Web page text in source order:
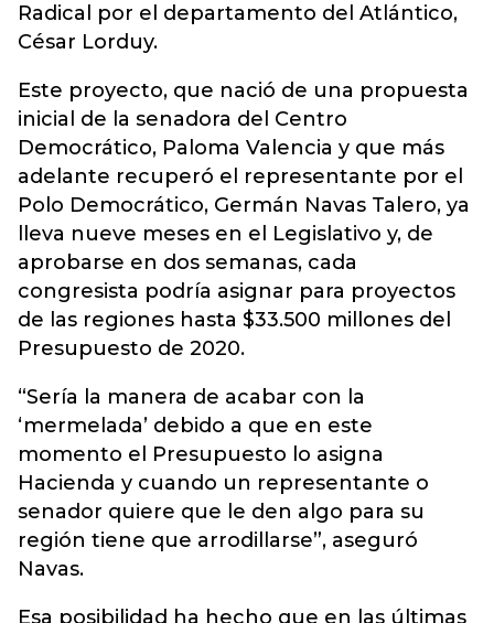
Radical por el departamento del Atlántico,
César Lorduy.
Este proyecto, que nació de una propuesta
inicial de la senadora del Centro
Democrático, Paloma Valencia y que más
adelante recuperó el representante por el
Polo Democrático, Germán Navas Talero, ya
lleva nueve meses en el Legislativo y, de
aprobarse en dos semanas, cada
congresista podría asignar para proyectos
de las regiones hasta $33.500 millones del
Presupuesto de 2020.
“Sería la manera de acabar con la
‘mermelada’ debido a que en este
momento el Presupuesto lo asigna
Hacienda y cuando un representante o
senador quiere que le den algo para su
región tiene que arrodillarse”, aseguró
Navas.
Esa posibilidad ha hecho que en las últimas